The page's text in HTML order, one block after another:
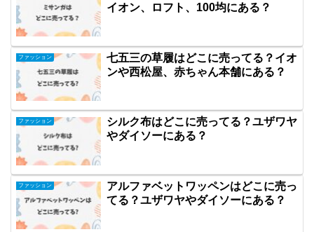
イオン、ロフト、100均にある？
ファッション
七五三の草履はどこに売ってる？イオ
ンや西松屋、赤ちゃん本舗にある？
ファッション
シルク布はどこに売ってる？ユザワヤ
やダイソーにある？
ファッション
アルファベットワッペンはどこに売っ
てる？ユザワヤやダイソーにある？